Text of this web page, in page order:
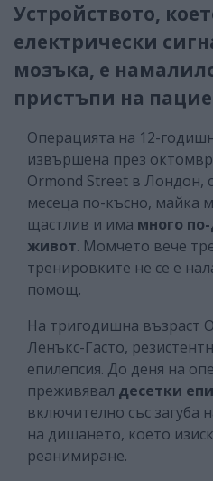
Устройството,
електрически
мозъка, е
пристъпи на
Операцията на 12-
извършена през
Ormond Street в Лондон,
месеца по-късно, майка
щастлив и има много
живот. Момчето вече
тренировките не се е
помощ.
На тригодишна възраст
Ленъкс-Гасто,
епилепсия. До деня на
преживявал десетки
включително със загуба
на дишането, което
реанимиране.